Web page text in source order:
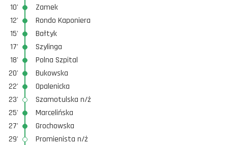
10'
Zamek
12'
Rondo Kaponiera
15'
Bałtyk
17'
Szylinga
18'
Polna Szpital
20'
Bukowska
22'
Opalenicka
23'
Szamotulska n/ż
25'
Marcelińska
27'
Grochowska
29'
Promienista n/ż